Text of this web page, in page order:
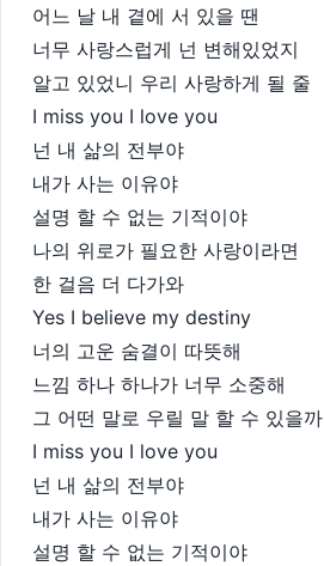
어느 날 내 곁에 서 있을 땐
너무 사랑스럽게 넌 변해있었지
알고 있었니 우리 사랑하게 될 줄
I miss you I love you
넌 내 삶의 전부야
내가 사는 이유야
설명 할 수 없는 기적이야
나의 위로가 필요한 사랑이라면
한 걸음 더 다가와
Yes I believe my destiny
너의 고운 숨결이 따뜻해
느낌 하나 하나가 너무 소중해
그 어떤 말로 우릴 말 할 수 있을까
I miss you I love you
넌 내 삶의 전부야
내가 사는 이유야
설명 할 수 없는 기적이야